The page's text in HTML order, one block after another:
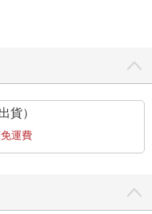
貨）
運費